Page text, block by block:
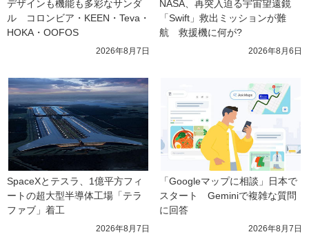
デザインも機能も多彩なサンダ
ル　コロンビア・KEEN・Teva・
HOKA・OOFOS
2026年8月7日
NASA、再突入迫る宇宙望遠鏡
「Swift」救出ミッションが難
航　救援機に何が?
2026年8月6日
SpaceXとテスラ、1億平方フィ
ートの超大型半導体工場「テラ
ファブ」着工
2026年8月7日
「Googleマップに相談」日本で
スタート　Geminiで複雑な質問
に回答
2026年8月7日